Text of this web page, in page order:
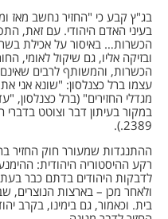
בג"ץ קבע כי "החזיר נחשב מאז
בעיני האדם היהודי. עם זאת,
הכשרות… באיסור על אכילת בשר
ובזיקה אליו, גם שיקול לאומי,
הכשרות, והמשותף לרבים שאינם
עצמו ברל כצנלסון: "שונא אני
מגדלי החזירים" (ברל כצנלסון,
2389.).
ההתנגדות שמעורר חוק החזיר
רקע ההיסטוריה היהודית:
לדבקות היהודים בדתם כבר
ולאחר מכן – בארצות הנוצרים,
בית. וכאמור, גם בימינו, בקרב